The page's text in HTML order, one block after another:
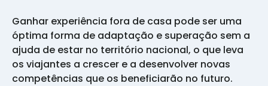
Ganhar experiência fora de casa pode ser uma
óptima forma de adaptação e superação sem a
ajuda de estar no território nacional, o que leva
os viajantes a crescer e a desenvolver novas
competências que os beneficiarão no futuro.